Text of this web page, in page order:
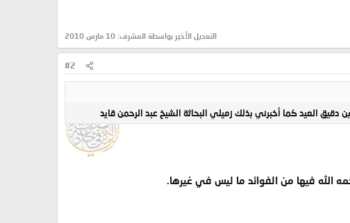
التعديل الأخير بواسطة المشرف: 10 مارس 2010
#2
العيد كما أخبرني بذلك زميلي البحاثة الشيخ عبد الرحمن قايد
الله فيها من الفوائد ما ليس في غيرها.